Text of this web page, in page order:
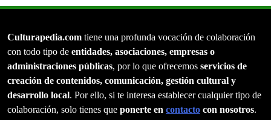
Culturapedia.com tiene una profunda vocación de colaboración
con todo tipo de entidades, asociaciones, empresas o
administraciones públicas, por lo que ofrecemos servicios de
creación de contenidos, comunicación, gestión cultural y
desarrollo local. Por ello, si te interesa establecer cualquier tipo de
colaboración, solo tienes que ponerte en contacto con nosotros.